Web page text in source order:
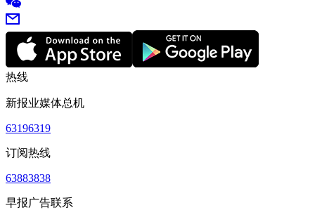
热线
新报业媒体总机
63196319
订阅热线
63883838
早报广告联系